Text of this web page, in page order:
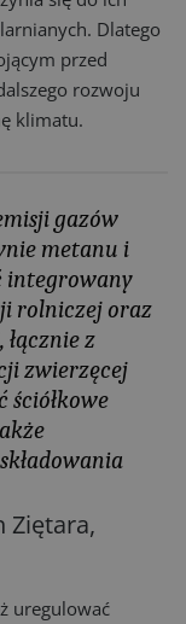
Dlatego
przed
rozwoju
klimatu.
gazów
metanu i
integrowany
rolniczej oraz
z
zwierzęcej
Ziętara,
uregulować